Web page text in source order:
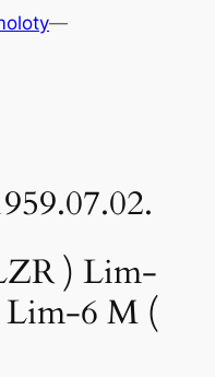
—
) Lim-
Lim-6 M (